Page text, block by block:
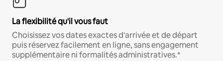
La flexibilité qu'il vous faut
Choisissez vos dates exactes d'arrivée et de départ
puis réservez facilement en ligne, sans engagement
supplémentaire ni formalités administratives.*